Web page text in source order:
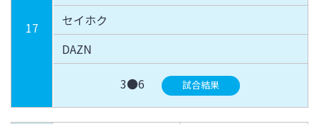
17
セイホク
DAZN
3●6 試合結果